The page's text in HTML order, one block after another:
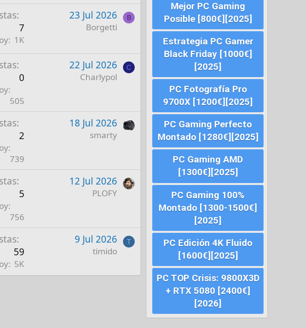
7
1K
23 Jul 2026
Borgetti
B
0
505
22 Jul 2026
Charlypol
C
2
739
18 Jul 2026
smarty
5
756
12 Jul 2026
PLOFY
59
5K
9 Jul 2026
timido
T
Mejor PC Gaming
Posible [800€][2025]
Estrategia PC Gamer
Black Friday [1000€]
[2025]
PC Fotografía Pro
9700X [1200€][2025]
PC Gaming Perfecto
Montado [1280€][2025]
PC Gaming AMD
[1300€][2025]
PC Gaming 100%
Montado [1300-1500€]
[2025]
PC Edición 4K Fluido
[1600€][2025]
PC TOP Crisis: 9800X3D
+ RTX 5080 [2400€]
[2026]